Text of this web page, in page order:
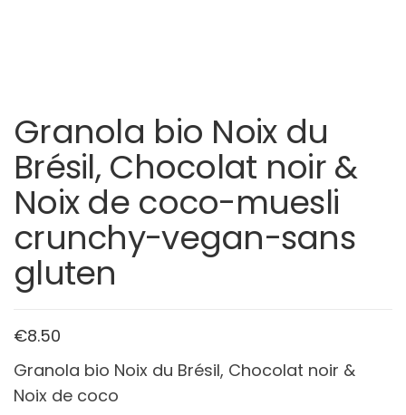
Granola bio Noix du
Brésil, Chocolat noir &
Noix de coco-muesli
crunchy-vegan-sans
gluten
€8.50
Granola bio Noix du Brésil, Chocolat noir &
Noix de coco